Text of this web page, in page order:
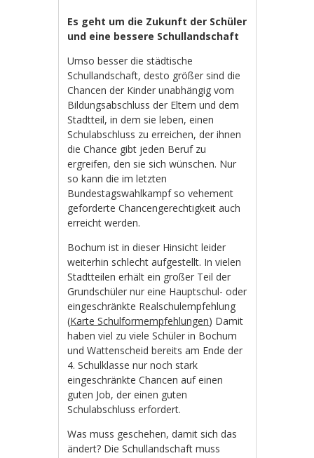
Es geht um die Zukunft der Schüler
und eine bessere Schullandschaft
Umso besser die städtische
Schullandschaft, desto größer sind die
Chancen der Kinder unabhängig vom
Bildungsabschluss der Eltern und dem
Stadtteil, in dem sie leben, einen
Schulabschluss zu erreichen, der ihnen
die Chance gibt jeden Beruf zu
ergreifen, den sie sich wünschen. Nur
so kann die im letzten
Bundestagswahlkampf so vehement
geforderte Chancengerechtigkeit auch
erreicht werden.
Bochum ist in dieser Hinsicht leider
weiterhin schlecht aufgestellt. In vielen
Stadtteilen erhält ein großer Teil der
Grundschüler nur eine Hauptschul- oder
eingeschränkte Realschulempfehlung
(Karte Schulformempfehlungen) Damit
haben viel zu viele Schüler in Bochum
und Wattenscheid bereits am Ende der
4. Schulklasse nur noch stark
eingeschränkte Chancen auf einen
guten Job, der einen guten
Schulabschluss erfordert.
Was muss geschehen, damit sich das
ändert? Die Schullandschaft muss